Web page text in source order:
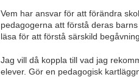
Vem har ansvar för att förändra
pedagogerna att förstå deras
läsa för att förstå särskild begåvning.
Jag vill då koppla till vad jag
elever. Gör en pedagogisk